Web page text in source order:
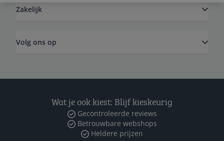
Zakelijk
Volg ons op
Wat je ook kiest: Blijf kieskeurig
Gecontroleerde reviews
Betrouwbare webshops
Heldere prijzen